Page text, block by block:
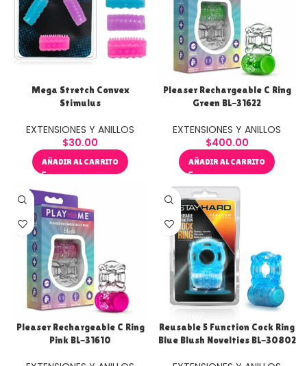
Mega Stretch Convex
Stimulus
EXTENSIONES Y ANILLOS
$30.00
AÑADIR AL CARRITO
Pleaser Rechargeable C Ring
Green BL-31622
EXTENSIONES Y ANILLOS
$400.00
AÑADIR AL CARRITO
Pleaser Rechargeable C Ring
Pink BL-31610
Reusable 5 Function Cock Ring
Blue Blush Novelties BL-30802